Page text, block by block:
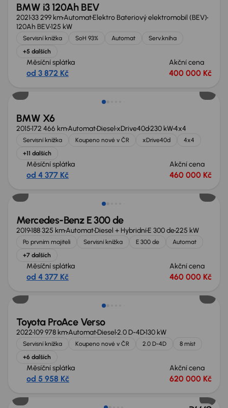
BMW i3 120Ah BEV
202133 299 kmAutomatElektro Bateriový elektromobil (BEV)
120Ah BEV125 kW
Servisní knížka SoH 93% Automat
Serv.kniha
+5 dalších
Měsíční splátka
od 3 872 Kč
Akční cena
400 000 Kč
Zlevněno o 80 000 Kč
BMW X6
2015172 466 kmAutomatDiesel xDrive40d230 kW4x4
Servisní knížka Koupeno nové v ČR xDrive40d
4x4
+11 dalších
Měsíční splátka
od 4 377 Kč
Akční cena
460 000 Kč
Zlevněno o 10 000 Kč
Mercedes-Benz E 300 de
2019188 325 kmAutomatDiesel + HybridníE 300 de225 kW
Po prvním majiteli Servisní knížka E 300 de
Automat
+7 dalších
Měsíční splátka
od 4 377 Kč
Akční cena
460 000 Kč
Zlevněno o 80 000 Kč
Toyota ProAce Verso
2022109 978 kmAutomatDiesel2.0 D-4D130 kW
Servisní knížka Koupeno nové v ČR 2.0 D-4D
8 míst
+6 dalších
Měsíční splátka
od 5 958 Kč
Akční cena
620 000 Kč